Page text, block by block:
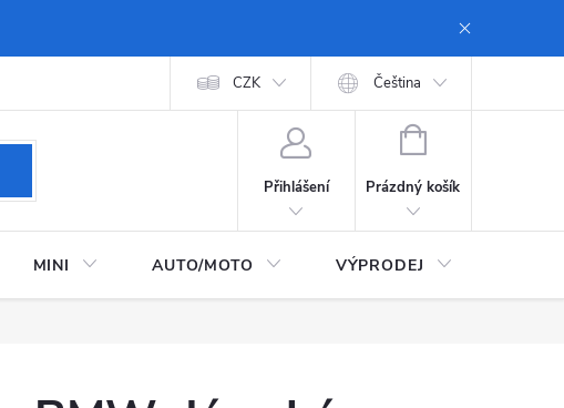
Moje objednávka Zásady ochrany osobních údajů
CZK Čeština
Přihlášení
NÁKUPNÍ
Prázdný košík
MINI AUTO/MOTO VÝPRODEJ